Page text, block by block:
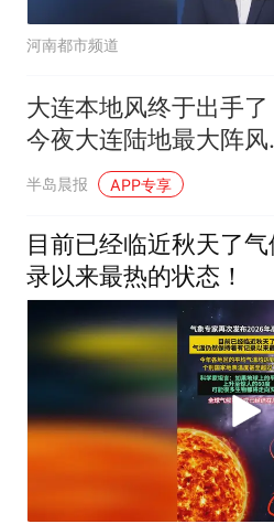
河南都市频道
大连本地风终于出手了
今夜大连陆地最大阵风
达7级
半岛晨报 APP专享
目前已经临近秋天了
录以来最热的状态！